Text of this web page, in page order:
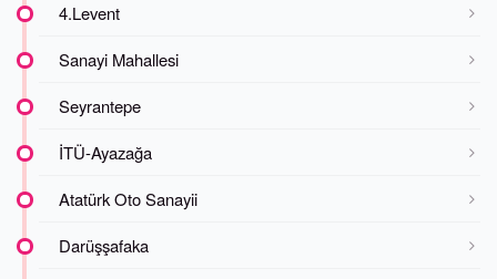
4.Levent
Sanayi Mahallesi
Seyrantepe
İTÜ-Ayazağa
Atatürk Oto Sanayii
Darüşşafaka